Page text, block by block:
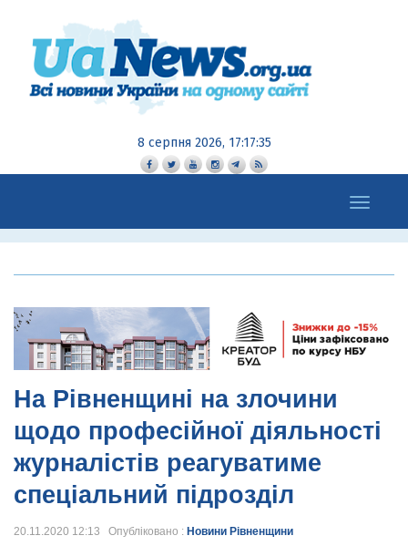
8 серпня 2026, 17:17:36
Toggle
navigation
На Рівненщині на злочини
щодо професійної діяльності
журналістів реагуватиме
спеціальний підрозділ
20.11.2020 12:13 Опубліковано : Новини Рівненщини